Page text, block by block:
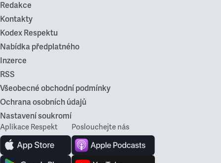
Redakce
Kontakty
Kodex Respektu
Nabídka předplatného
Inzerce
RSS
Všeobecné obchodní podmínky
Ochrana osobních údajů
Nastavení soukromí
Aplikace Respekt Poslouchejte nás